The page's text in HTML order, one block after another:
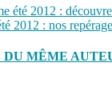
été 2012 :
2012 : nos
DU MÊME